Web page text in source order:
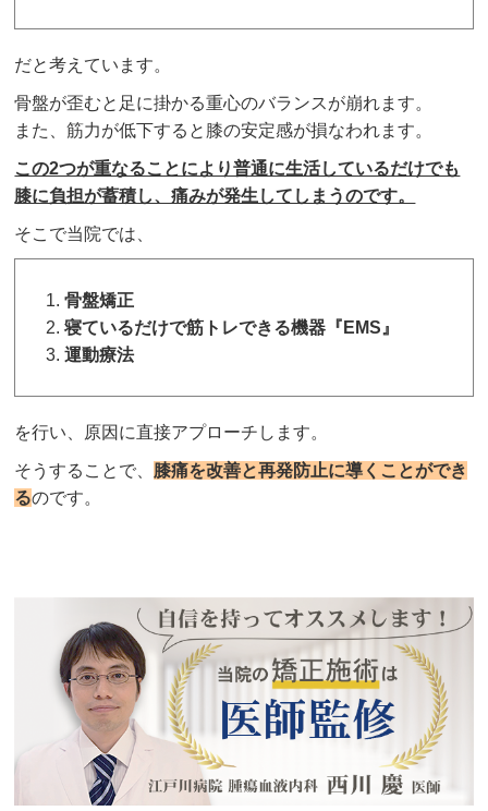
だと考えています。
骨盤が歪むと足に掛かる重心のバランスが崩れます。
また、筋力が低下すると膝の安定感が損なわれます。
この2つが重なることにより普通に生活しているだけでも
膝に負担が蓄積し、痛みが発生してしまうのです。
そこで当院では、
骨盤矯正
寝ているだけで筋トレできる機器『EMS』
運動療法
を行い、原因に直接アプローチします。
そうすることで、 膝痛を改善と再発防止に導くことができ
るのです。